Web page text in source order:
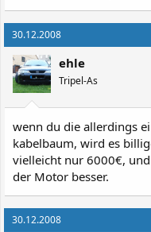
30.12.2008
ehle
Tripel-As
wenn du die allerdings
kabelbaum, wird es
vielleicht nur 6000€,
der Motor besser.
30.12.2008